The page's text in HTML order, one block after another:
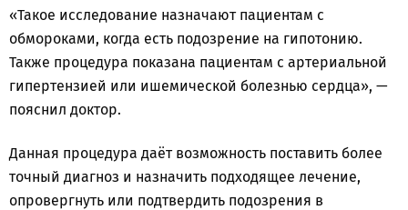
«Такое исследование назначают пациентам с
обмороками, когда есть подозрение на гипотонию.
Также процедура показана пациентам с артериальной
гипертензией или ишемической болезнью сердца», —
пояснил доктор.
Данная процедура даёт возможность поставить более
точный диагноз и назначить подходящее лечение,
опровергнуть или подтвердить подозрения в